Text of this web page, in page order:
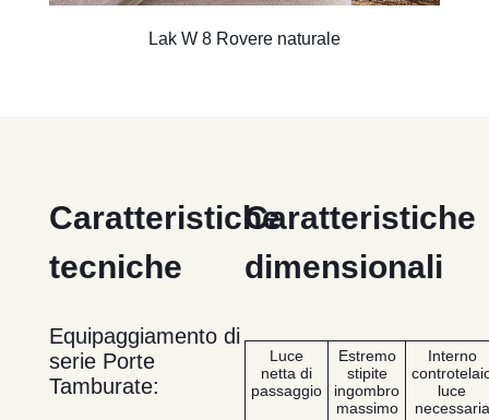
Lak W 8 Rovere naturale
Caratteristiche
dimensionali
Luce
netta di
passaggio
Estremo
stipite
ingombro
massimo
Interno
luce
necessaria
Caratteristiche
tecniche
Equipaggiamento di
serie Porte
Tamburate: